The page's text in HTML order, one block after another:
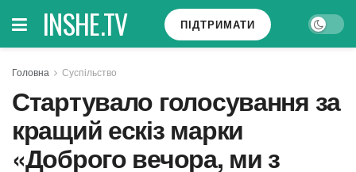
INSHE.TV ПІДТРИМАТИ
Головна Суспільство
Стартувало голосування за
кращий ескіз марки
«Доброго вечора, ми з